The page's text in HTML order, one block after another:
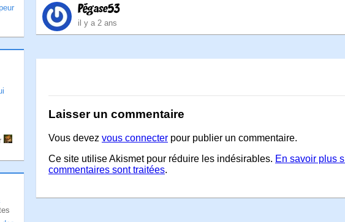
Pégase53
il y a 2 ans
Laisser un commentaire
Vous devez vous connecter pour publier un commentaire.
Ce site utilise Akismet pour réduire les indésirables. En savoir plus
commentaires sont traitées.